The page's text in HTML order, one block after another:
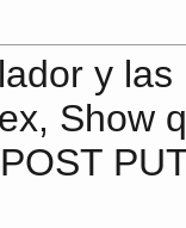
y
Show